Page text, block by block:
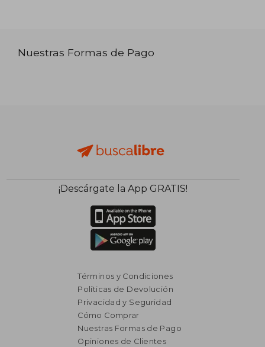
Nuestras Formas de Pago
¡Descárgate la App GRATIS!
Términos y Condiciones
Políticas de Devolución
Privacidad y Seguridad
Cómo Comprar
Nuestras Formas de Pago
Opiniones de Clientes